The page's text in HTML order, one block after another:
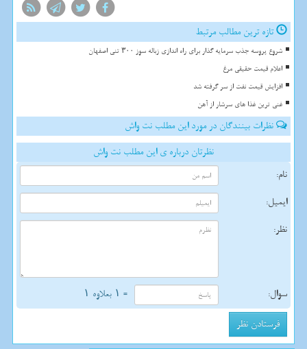
تازه ترین مطالب مرتبط
شروع پروسه جذب سرمایه گذار برای راه اندازی زباله سوز ۳۰۰ تنی اصفهان
اعلام قیمت حقیقی مرغ
افزایش قیمت نفت از سر گرفته شد
غنی ترین غذا های سرشار از آهن
نظرات بینندگان در مورد این مطلب نت واش
نظرتان درباره ی این مطلب نت واش
نام:
ایمیل:
نظر:
سوال: = ۱ بعلاوه ۱